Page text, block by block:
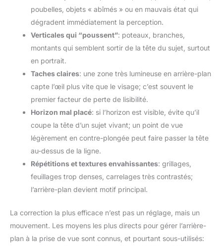
poubelles, objets « abîmés » ou en mauvais état qui
dégradent immédiatement la perception.
Verticales qui “poussent”: poteaux, branches,
montants qui semblent sortir de la tête du sujet, surtout
en portrait.
Taches claires: une zone très lumineuse en arrière-plan
capte l’œil plus vite que le visage; c’est souvent le
premier facteur de perte de lisibilité.
Horizon mal placé: si l’horizon est visible, évite qu’il
coupe la tête d’un sujet vivant; un point de vue
légèrement en contre-plongée peut faire passer la tête
au-dessus de la ligne.
Répétitions et textures envahissantes: grillages,
feuillages trop denses, carrelages très contrastés;
l’arrière-plan devient motif principal.
La correction la plus efficace n’est pas un réglage, mais un
mouvement. Les moyens les plus directs pour gérer l’arrière-
plan à la prise de vue sont connus, et pourtant sous-utilisés: